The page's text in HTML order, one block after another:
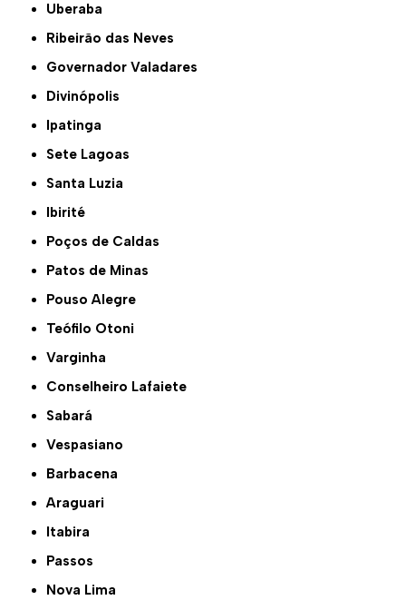
Uberaba
Ribeirão das Neves
Governador Valadares
Divinópolis
Ipatinga
Sete Lagoas
Santa Luzia
Ibirité
Poços de Caldas
Patos de Minas
Pouso Alegre
Teófilo Otoni
Varginha
Conselheiro Lafaiete
Sabará
Vespasiano
Barbacena
Araguari
Itabira
Passos
Nova Lima